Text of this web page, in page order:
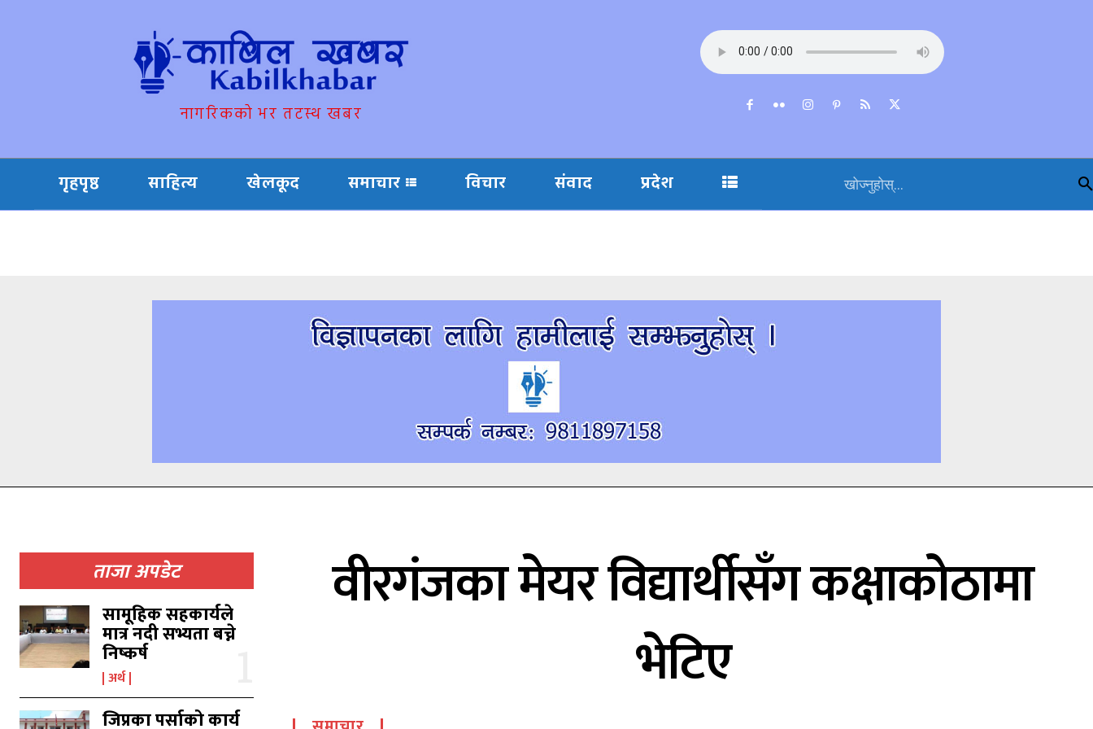
नागरिकको भर तटस्थ खबर
गृहपृष्ठ साहित्य खेलकूद समाचार विचार संवाद प्रदेश खोज्नुहोस्...
ताजा अपडेट
सामूहिक सहकार्यले
मात्र नदी सभ्यता बच्ने
निष्कर्ष
अर्थ
जिप्रका पर्साको कार्य
वीरगंजका मेयर विद्यार्थीसँग कक्षाकोठामा
भेटिए